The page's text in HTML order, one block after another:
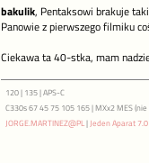
bakulik, Pentaksowi brakuje
Panowie z pierwszego filmiku
Ciekawa ta 40-stka, mam
120 | 135 | APS-C
C330s 67 45 75 105 165 | MXx2 MES
JORGE.MARTINEZ@PL| Jeden Aparat 7.0